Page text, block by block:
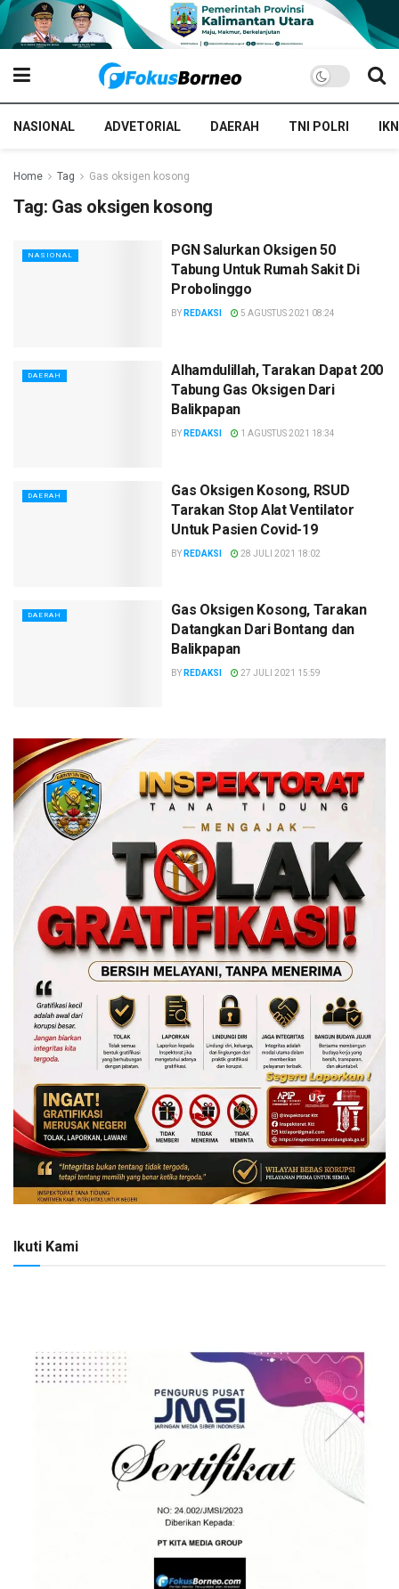
NASIONAL ADVETORIAL DAERAH TNI POLRI IKN
Home Tag Gas oksigen kosong
Tag: Gas oksigen kosong
NASIONAL
PGN Salurkan Oksigen 50
Tabung Untuk Rumah Sakit Di
Probolinggo
BY REDAKSI 5 AGUSTUS 2021 08:24
DAERAH
Alhamdulillah, Tarakan Dapat 200
Tabung Gas Oksigen Dari
Balikpapan
BY REDAKSI 1 AGUSTUS 2021 18:34
DAERAH
Gas Oksigen Kosong, RSUD
Tarakan Stop Alat Ventilator
Untuk Pasien Covid-19
BY REDAKSI 28 JULI 2021 18:02
DAERAH
Gas Oksigen Kosong, Tarakan
Datangkan Dari Bontang dan
Balikpapan
BY REDAKSI 27 JULI 2021 15:59
Ikuti Kami